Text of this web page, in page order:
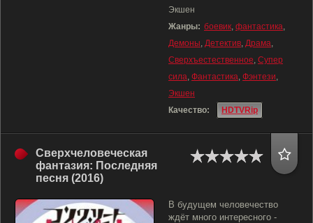
Экшен
Жанры: боевик, фантастика,
Демоны, Детектив, Драма,
Сверхъестественное, Супер
сила, Фантастика, Фэнтези,
Экшен
Качество:
HDTVRip
Сверхчеловеческая
фантазия: Последняя
песня (2016)
В будущем человечество
ждёт много интересного -